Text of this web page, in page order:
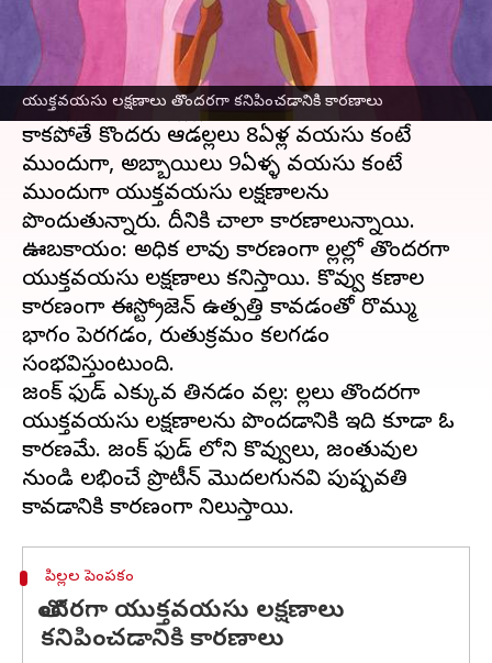
యుక్తవయసు లక్షణాలు తొందరగా కనిపించడానికి కారణాలు
ఈ వార్తాకథనం ఏంటి
పిల్లలు
యుక్తవయసులోకి వెళ్తున్నప్పుడు పుష్పవతి
అవుతారు. యుక్తవయసులోకి రావడమనేది
ఆడపిల్లల్లోనూ, మగపిల్లల్లోనూ ఉంటుంది.
కాకపోతే కొందరు ఆడపిల్లలు 8ఏళ్ల వయసు కంటే
ముందుగా, అబ్బాయిలు 9ఏళ్ళ వయసు కంటే
ముందుగా యుక్తవయసు లక్షణాలను
పొందుతున్నారు. దీనికి చాలా కారణాలున్నాయి.
ఊబకాయం: అధిక లావు కారణంగా పిల్లల్లో తొందరగా
యుక్తవయసు లక్షణాలు కనిపిస్తాయి. కొవ్వు కణాల
కారణంగా ఈస్ట్రోజెన్ ఉత్పత్తి కావడంతో రొమ్ము
భాగం పెరగడం, రుతుక్రమం కలగడం
సంభవిస్తుంటుంది.
జంక్ ఫుడ్ ఎక్కువ తినడం వల్ల: పిల్లలు తొందరగా
యుక్తవయసు లక్షణాలను పొందడానికి ఇది కూడా ఓ
కారణమే. జంక్ ఫుడ్ లోని కొవ్వులు, జంతువుల
నుండి లభించే ప్రొటీన్ మొదలగునవి పుష్పవతి
పిల్లల పెంపకం
తొందరగా యుక్తవయసు లక్షణాలు
కనిపించడానికి కారణాలు